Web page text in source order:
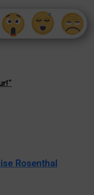
Rosenthal